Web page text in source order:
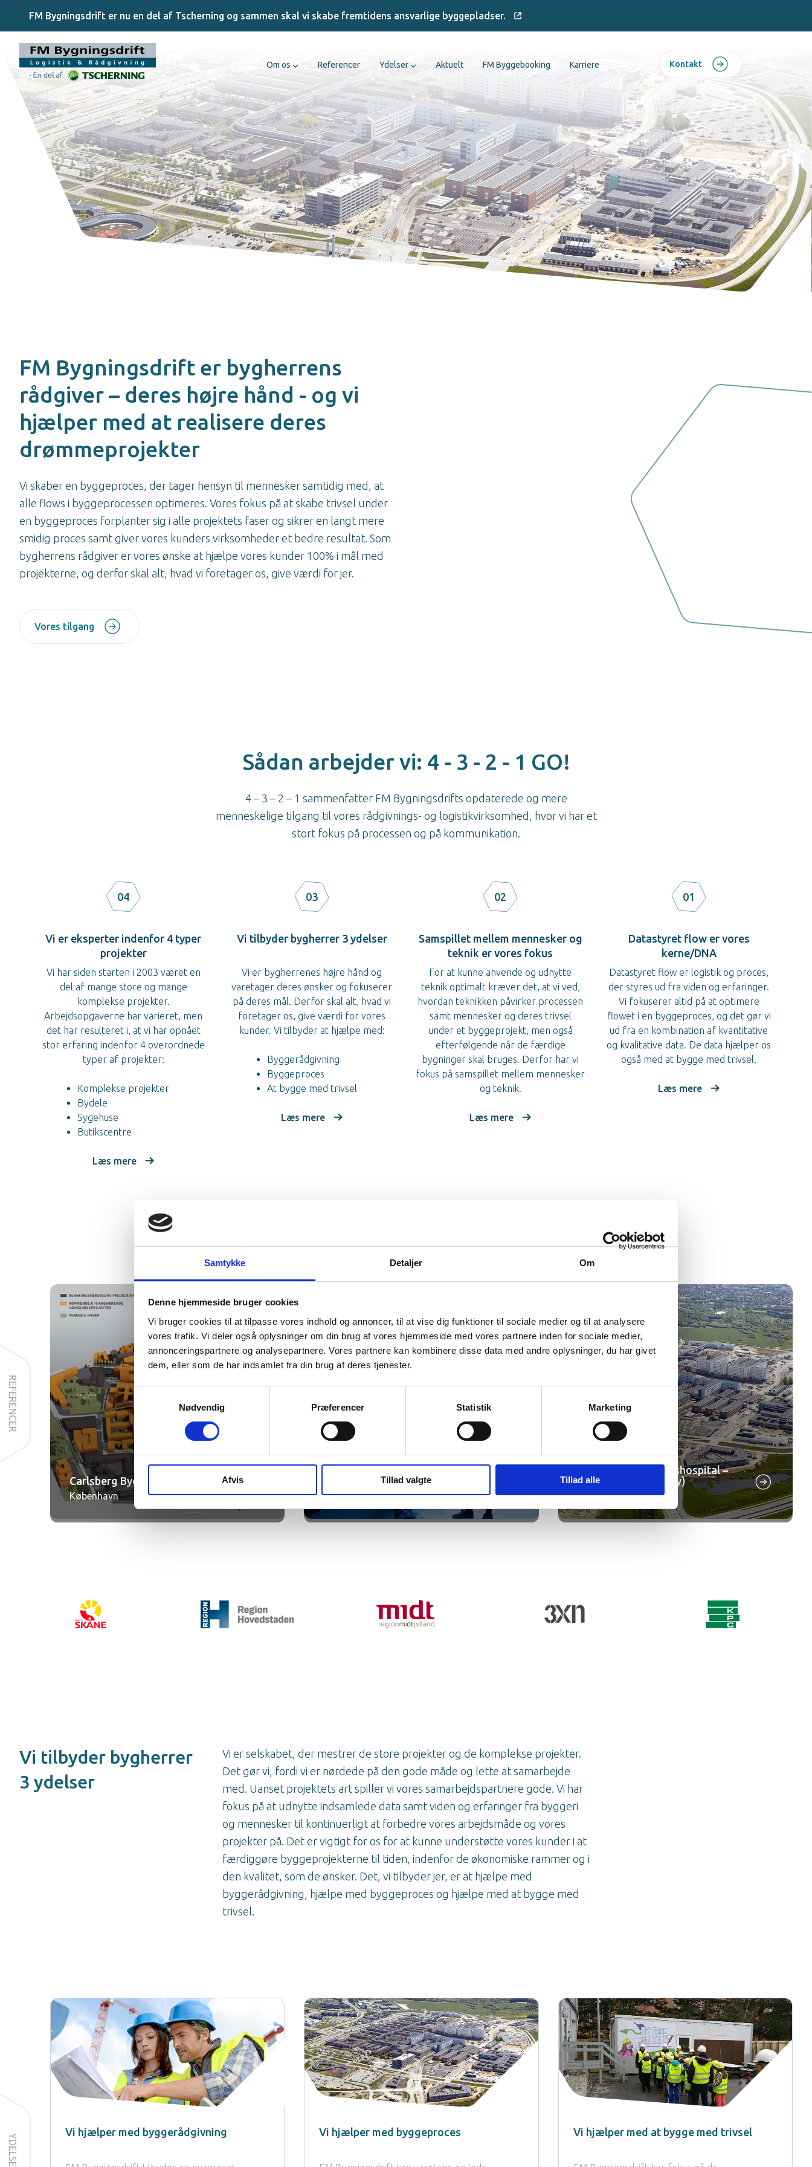
Samtykke Detaljer Om
Denne hjemmeside bruger cookies
Vi bruger cookies til at tilpasse vores indhold og annoncer, til at vise dig funktioner til sociale medier og til at analysere
vores trafik. Vi deler også oplysninger om din brug af vores hjemmeside med vores partnere inden for sociale medier,
annonceringspartnere og analysepartnere. Vores partnere kan kombinere disse data med andre oplysninger, du har givet
dem, eller som de har indsamlet fra din brug af deres tjenester.
Nødvendig
Præferencer Statistik Marketing
Afvis Tillad valgte Tillad alle
FM Bygningsdrift er nu en del af Tscherning og sammen skal vi skabe fremtidens ansvarlige byggepladser.
Om os Referencer Ydelser Aktuelt FM Byggebooking Karriere Kontakt
FM Bygningsdrift er bygherrens
rådgiver – deres højre hånd - og vi
hjælper med at realisere deres
drømmeprojekter
Vi skaber en byggeproces, der tager hensyn til mennesker samtidig med, at
alle flows i byggeprocessen optimeres. Vores fokus på at skabe trivsel under
en byggeproces forplanter sig i alle projektets faser og sikrer en langt mere
smidig proces samt giver vores kunders virksomheder et bedre resultat. Som
bygherrens rådgiver er vores ønske at hjælpe vores kunder 100% i mål med
projekterne, og derfor skal alt, hvad vi foretager os, give værdi for jer.
Vores tilgang
Sådan arbejder vi: 4 - 3 - 2 - 1 GO!
4 – 3 – 2 – 1 sammenfatter FM Bygningsdrifts opdaterede og mere
menneskelige tilgang til vores rådgivnings- og logistikvirksomhed, hvor vi har et
stort fokus på processen og på kommunikation.
04
Vi er eksperter indenfor 4 typer
projekter
Vi har siden starten i 2003 været en
del af mange store og mange
komplekse projekter.
Arbejdsopgaverne har varieret, men
det har resulteret i, at vi har opnået
stor erfaring indenfor 4 overordnede
typer af projekter:
Komplekse projekter
Bydele
Sygehuse
Butikscentre
Læs mere
03
Vi tilbyder bygherrer 3 ydelser
Vi er bygherrenes højre hånd og
varetager deres ønsker og fokuserer
på deres mål. Derfor skal alt, hvad vi
foretager os, give værdi for vores
kunder. Vi tilbyder at hjælpe med:
Byggerådgivning
Byggeproces
At bygge med trivsel
Læs mere
02
Samspillet mellem mennesker og
teknik er vores fokus
For at kunne anvende og udnytte
teknik optimalt kræver det, at vi ved,
hvordan teknikken påvirker processen
samt mennesker og deres trivsel
under et byggeprojekt, men også
efterfølgende når de færdige
bygninger skal bruges. Derfor har vi
fokus på samspillet mellem mennesker
og teknik.
Læs mere
01
Datastyret flow er vores
kerne/DNA
Datastyret flow er logistik og proces,
der styres ud fra viden og erfaringer.
Vi fokuserer altid på at optimere
flowet i en byggeproces, og det gør vi
ud fra en kombination af kvantitative
og kvalitative data. De data hjælper os
også med at bygge med trivsel.
Læs mere
REFERENCER
Carlsberg Byen
København
Den Blå Planet
Kastrup, København
Det Nye Universitetshospital –
Skejby (DNU – Skejby)
Aarhus
Vi tilbyder bygherrer
3 ydelser
Vi er selskabet, der mestrer de store projekter og de komplekse projekter.
Det gør vi, fordi vi er nørdede på den gode måde og lette at samarbejde
med. Uanset projektets art spiller vi vores samarbejdspartnere gode. Vi har
fokus på at udnytte indsamlede data samt viden og erfaringer fra byggeri
og mennesker til kontinuerligt at forbedre vores arbejdsmåde og vores
projekter på. Det er vigtigt for os for at kunne understøtte vores kunder i at
færdiggøre byggeprojekterne til tiden, indenfor de økonomiske rammer og i
den kvalitet, som de ønsker. Det, vi tilbyder jer, er at hjælpe med
byggerådgivning, hjælpe med byggeproces og hjælpe med at bygge med
trivsel.
YDELSER
Vi hjælper med byggerådgivning Vi hjælper med byggeproces Vi hjælper med at bygge med trivsel